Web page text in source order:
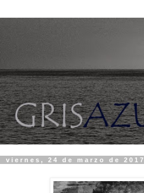
viernes, 24 de marzo de 2017